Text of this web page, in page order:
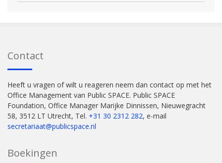
Contact
Heeft u vragen of wilt u reageren neem dan contact op met het
Office Management van Public SPACE. Public SPACE
Foundation, Office Manager Marijke Dinnissen, Nieuwegracht
58, 3512 LT Utrecht, Tel. +31 30 2312 282, e-mail
secretariaat@publicspace.nl
Boekingen